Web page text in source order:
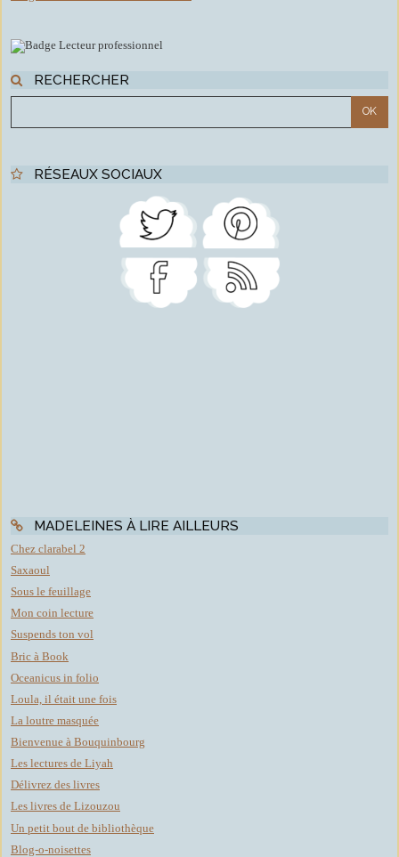
RECHERCHER
RÉSEAUX SOCIAUX
MADELEINES À LIRE AILLEURS
Chez clarabel 2
Saxaoul
Sous le feuillage
Mon coin lecture
Suspends ton vol
Bric à Book
Oceanicus in folio
Loula, il était une fois
La loutre masquée
Bienvenue à Bouquinbourg
Les lectures de Liyah
Délivrez des livres
Les livres de Lizouzou
Un petit bout de bibliothèque
Blog-o-noisettes